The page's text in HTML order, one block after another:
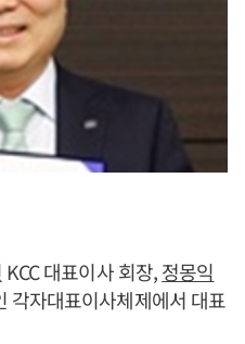
KCC 대표이사 회장,정몽익
각자대표이사체제에서 대표